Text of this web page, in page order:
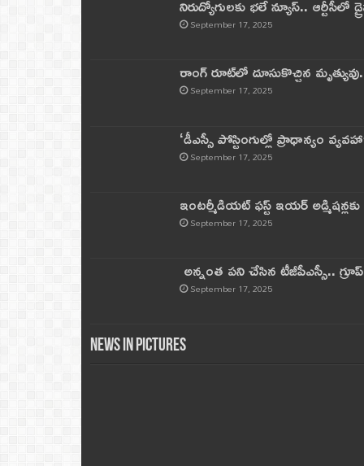
నిరుద్యోగులకు భలే న్యూస్.. ఆర్టీసీలో
September 17, 2025
రాంగ్ రూట్‌లో దూసుకొచ్చిన
September 17, 2025
‘డీఎస్సీ పోస్టింగుల్లో ప్రాధాన్యం
September 17, 2025
ఇంటర్మీడియట్ ఫస్ట్‌ ఇయర్‌
September 17, 2025
అన్నంత పని చేసిన టీజీపీఎస్సీ..
September 17, 2025
News in Pictures